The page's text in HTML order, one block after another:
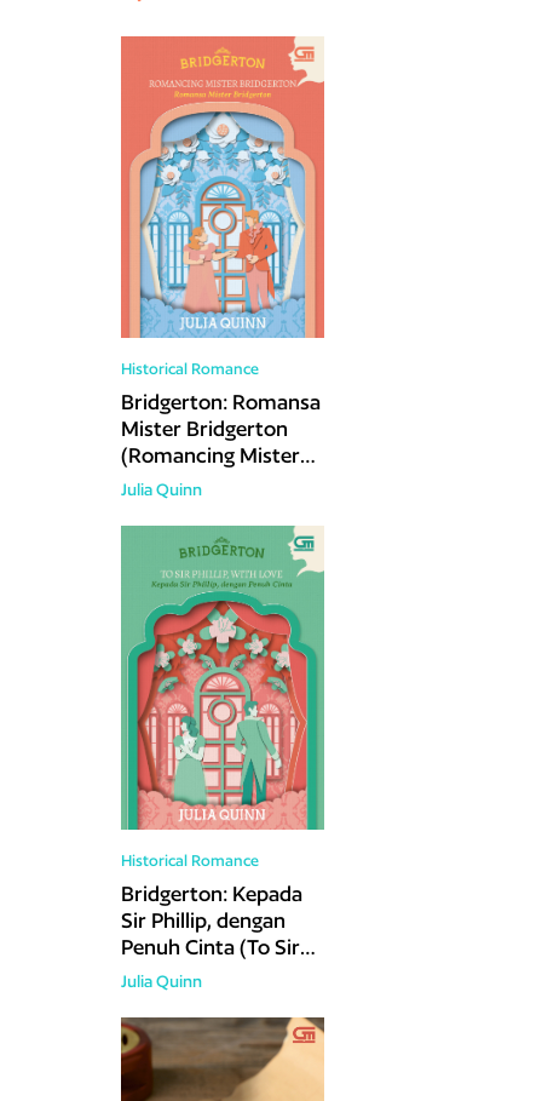
Historical Romance
Bridgerton: Romansa
Mister Bridgerton
(Romancing Mister
Bridgerton)
Julia Quinn
Historical Romance
Bridgerton: Kepada
Sir Phillip, dengan
Penuh Cinta (To Sir
Phillip, with Love)
Julia Quinn